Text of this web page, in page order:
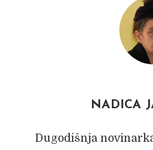
NADICA
Dugodišnja